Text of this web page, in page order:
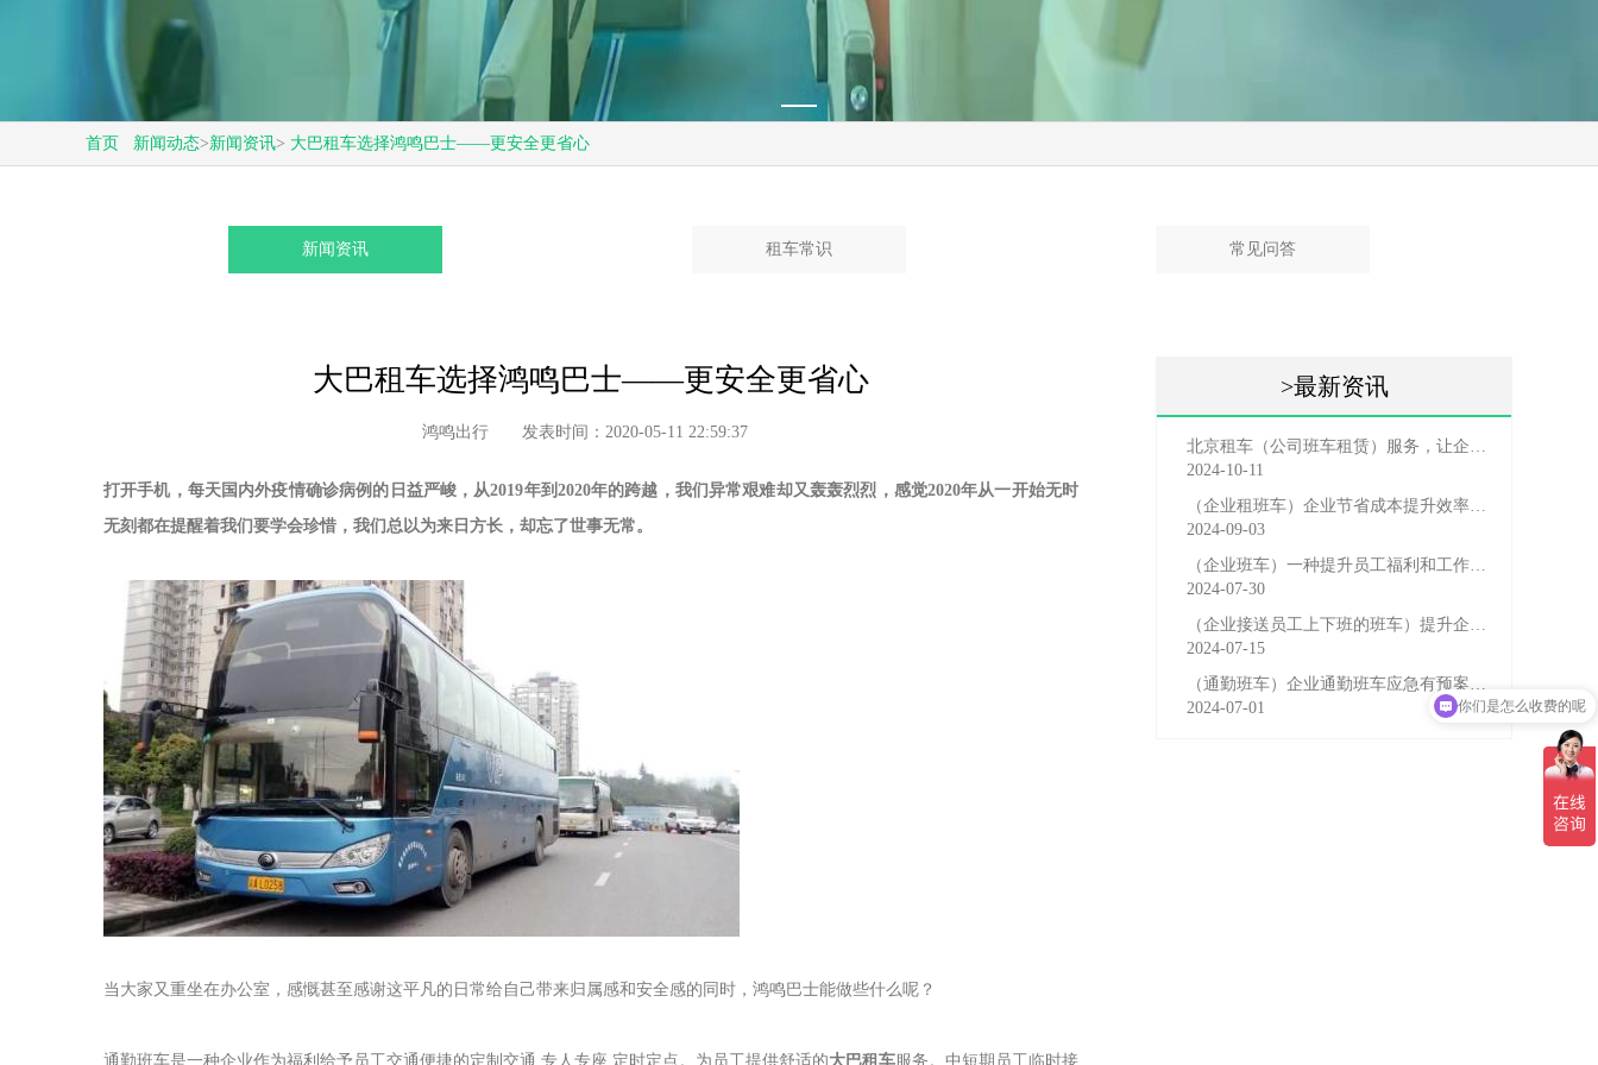
首页 新闻动态>新闻资讯> 大巴租车选择鸿鸣巴士——更安全更省心
新闻资讯 租车常识 常见问答
大巴租车选择鸿鸣巴士——更安全更省心
鸿鸣出行 发表时间：2020-05-11 22:59:37
打开手机，每天国内外疫情确诊病例的日益严峻，从2019年到2020年的跨越，我们异常艰难却又轰轰烈烈，感觉2020年从一开始无时
无刻都在提醒着我们要学会珍惜，我们总以为来日方长，却忘了世事无常。
当大家又重坐在办公室，感慨甚至感谢这平凡的日常给自己带来归属感和安全感的同时，鸿鸣巴士能做些什么呢？
通勤班车是一种企业作为福利给予员工交通便捷的定制交通,专人专座,定时定点。为员工提供舒适的大巴租车服务。中短期员工临时接
>最新资讯
北京租车（公司班车租赁）服务，让企业员工出行更轻松
2024-10-11
（企业租班车）企业节省成本提升效率选择，租班车注意事
2024-09-03
（企业班车）一种提升员工福利和工作效率的重要工具
2024-07-30
（企业接送员工上下班的班车）提升企业形象与员工福利的
2024-07-15
（通勤班车）企业通勤班车应急有预案，啥事也不怕
2024-07-01
现在有优惠活动吗